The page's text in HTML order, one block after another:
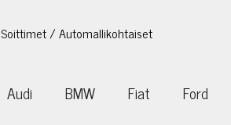
Soittimet/Automallikohtaiset
Audi BMW Fiat Ford